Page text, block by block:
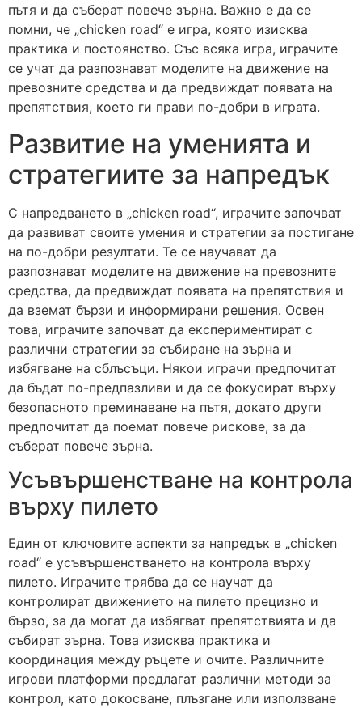
пътя и да съберат повече зърна. Важно е да се
помни, че „chicken road“ е игра, която изисква
практика и постоянство. Със всяка игра, играчите
се учат да разпознават моделите на движение на
превозните средства и да предвиждат появата на
препятствия, което ги прави по-добри в играта.
Развитие на уменията и
стратегиите за напредък
С напредването в „chicken road“, играчите започват
да развиват своите умения и стратегии за постигане
на по-добри резултати. Те се научават да
разпознават моделите на движение на превозните
средства, да предвиждат появата на препятствия и
да вземат бързи и информирани решения. Освен
това, играчите започват да експериментират с
различни стратегии за събиране на зърна и
избягване на сблъсъци. Някои играчи предпочитат
да бъдат по-предпазливи и да се фокусират върху
безопасното преминаване на пътя, докато други
предпочитат да поемат повече рискове, за да
съберат повече зърна.
Усъвършенстване на контрола
върху пилето
Един от ключовите аспекти за напредък в „chicken
road“ е усъвършенстването на контрола върху
пилето. Играчите трябва да се научат да
контролират движението на пилето прецизно и
бързо, за да могат да избягват препятствията и да
събират зърна. Това изисква практика и
координация между ръцете и очите. Различните
игрови платформи предлагат различни методи за
контрол, като докосване, плъзгане или използване